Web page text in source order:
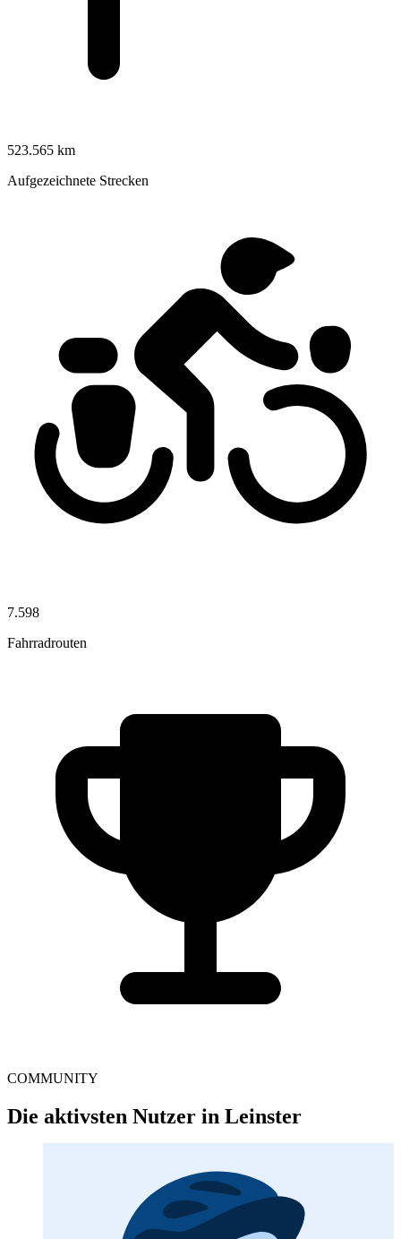
523.565 km
Aufgezeichnete Strecken
7.598
Fahrradrouten
COMMUNITY
Die aktivsten Nutzer in Leinster